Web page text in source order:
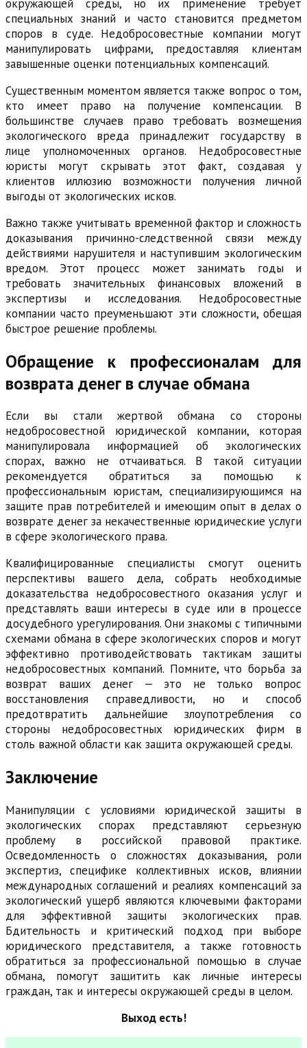
окружающей среды, но их применение требует
специальных знаний и часто становится предметом
споров в суде. Недобросовестные компании могут
манипулировать цифрами, предоставляя клиентам
завышенные оценки потенциальных компенсаций.
Существенным моментом является также вопрос о том,
кто имеет право на получение компенсации. В
большинстве случаев право требовать возмещения
экологического вреда принадлежит государству в
лице уполномоченных органов. Недобросовестные
юристы могут скрывать этот факт, создавая у
клиентов иллюзию возможности получения личной
выгоды от экологических исков.
Важно также учитывать временной фактор и сложность
доказывания причинно-следственной связи между
действиями нарушителя и наступившим экологическим
вредом. Этот процесс может занимать годы и
требовать значительных финансовых вложений в
экспертизы и исследования. Недобросовестные
компании часто преуменьшают эти сложности, обещая
быстрое решение проблемы.
Обращение к профессионалам для
возврата денег в случае обмана
Если вы стали жертвой обмана со стороны
недобросовестной юридической компании, которая
манипулировала информацией об экологических
спорах, важно не отчаиваться. В такой ситуации
рекомендуется обратиться за помощью к
профессиональным юристам, специализирующимся на
защите прав потребителей и имеющим опыт в делах о
возврате денег за некачественные юридические услуги
в сфере экологического права.
Квалифицированные специалисты смогут оценить
перспективы вашего дела, собрать необходимые
доказательства недобросовестного оказания услуг и
представлять ваши интересы в суде или в процессе
досудебного урегулирования. Они знакомы с типичными
схемами обмана в сфере экологических споров и могут
эффективно противодействовать тактикам защиты
недобросовестных компаний. Помните, что борьба за
возврат ваших денег — это не только вопрос
восстановления справедливости, но и способ
предотвратить дальнейшие злоупотребления со
стороны недобросовестных юридических фирм в
столь важной области как защита окружающей среды.
Заключение
Манипуляции с условиями юридической защиты в
экологических спорах представляют серьезную
проблему в российской правовой практике.
Осведомленность о сложностях доказывания, роли
экспертиз, специфике коллективных исков, влиянии
международных соглашений и реалиях компенсаций за
экологический ущерб являются ключевыми факторами
для эффективной защиты экологических прав.
Бдительность и критический подход при выборе
юридического представителя, а также готовность
обратиться за профессиональной помощью в случае
обмана, помогут защитить как личные интересы
граждан, так и интересы окружающей среды в целом.
Выход есть!